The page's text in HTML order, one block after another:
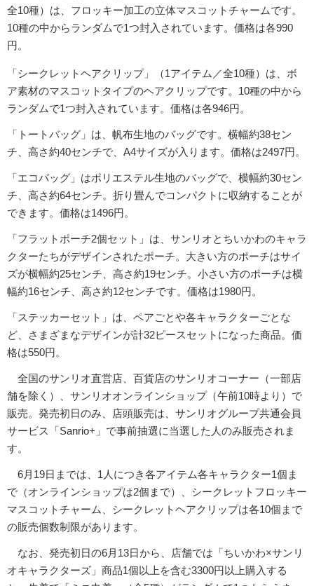
全10種）は、フロッキー加工の立体マスコットチャームです。
10種の中からランダムで1つ封入されています。価格は各990
円。
「シークレットヘアクリップ」（1アイテム／全10種）は、ボ
ア素材のマスコットタイプのヘアクリップです。10種の中から
ランダムで1つ封入されています。価格は各946円。
「トートバッグ」は、帆布生地のバッグです。横幅約38セン
チ、高さ約40センチで、A4サイズが入ります。価格は2497円。
「エコバッグ」はポリエステル生地のバッグで、横幅約30セン
チ、高さ約64センチ。折り畳んでコンパクトに収納することが
できます。価格は1496円。
「フラットポーチ2個セット」は、サンリオとちいかわのキャラ
クターたちがデザインされたポーチ。大きい方のポーチはサイ
ズが横幅約25センチ、高さ約19センチ。小さい方のポーチは横
幅約16センチ、高さ約12センチです。価格は1980円。
「ステッカーセット」は、ペアごとや各キャラクターごとな
ど、さまざまなデザインが計32ピースセットになった商品。価
格は550円。
全国のサンリオ直営店、百貨店のサンリオコーナー（一部店
舗を除く）、サンリオオンラインショップ（午前10時より）で
販売。発売初日のみ、店頭販売は、サンリオグループ共通会員
サービス「Sanrio+」で事前抽選に当選した人のみ販売されま
す。
6月19日までは、1人につき各アイテム各キャラクター1個ま
で（オンラインショップは2個まで）、シークレットフロッキー
マスコットチャーム、シークレットヘアクリップは各10個まで
の販売個数制限があります。
なお、発売初日の6月13日から、店舗では「ちいかわ×サンリ
オキャラクターズ」商品1個以上を含む3300円以上購入する